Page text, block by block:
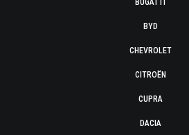
BUGATTI
BYD
CHEVROLET
CITROËN
CUPRA
DACIA